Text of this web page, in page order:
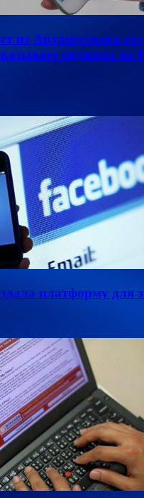
из Архангельска
сидящих на
платформу для